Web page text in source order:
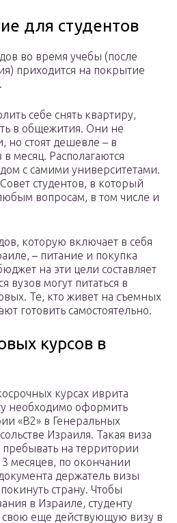
для студентов
во время учебы (после
приходится на покрытие
себе снять квартиру,
в общежития. Они не
но стоят дешевле – в
месяц. Располагаются
с самими университетами.
студентов, в который
вопросам, в том числе и
которую включает в себя
– питание и покупка
на эти цели составляет
вузов могут питаться в
Те, кто живет на съемных
готовить самостоятельно.
курсов в
курсах иврита
необходимо оформить
«В2» в Генеральных
Израиля. Такая виза
пребывать на территории
3 месяцев, по окончании
держатель визы
страну. Чтобы
в Израиле, студенту
еще действующую визу в